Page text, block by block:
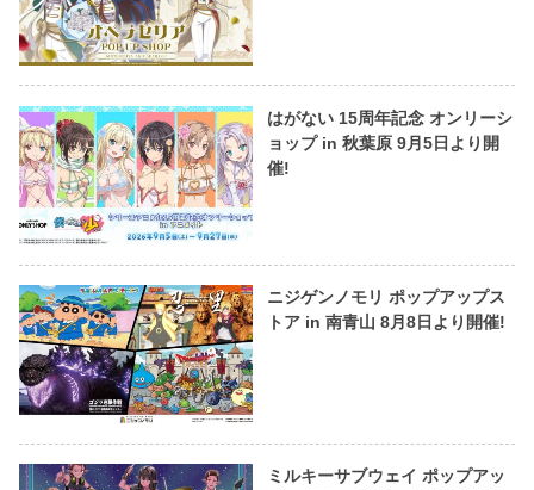
はがない 15周年記念 オンリーシ
ョップ in 秋葉原 9月5日より開
催!
ニジゲンノモリ ポップアップス
トア in 南青山 8月8日より開催!
ミルキーサブウェイ ポップアッ